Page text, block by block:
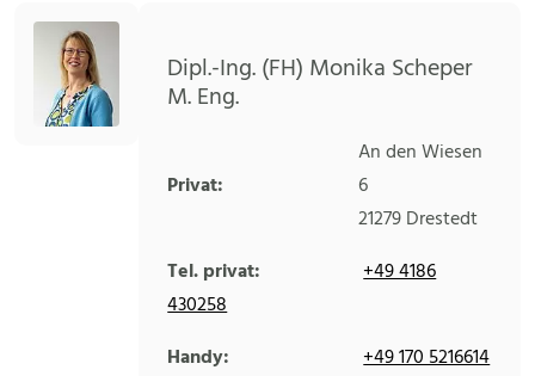
Dipl.-Ing. (FH) Monika Scheper
M. Eng.
Privat:
An den Wiesen
6
21279Drestedt
Tel. privat:
+49 4186
430258
Handy:
+49 170 5216614